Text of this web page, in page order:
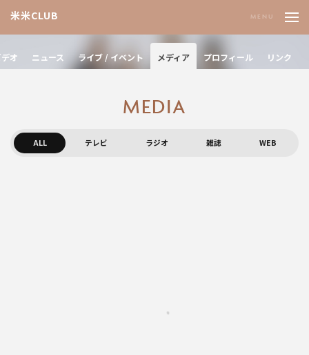
米米CLUB
オ ニュース ライブ / イベント メディア プロフィール リンク
MEDIA
ALL テレビ ラジオ 雑誌 WEB